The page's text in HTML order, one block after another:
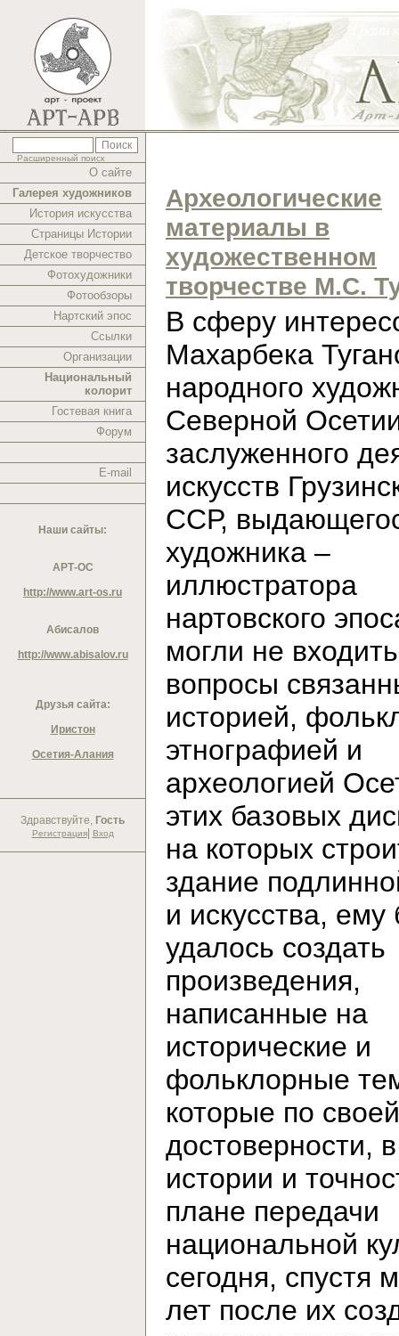
Расширенный поиск
О сайте
Галерея художников
История искусства
Страницы Истории
Детское творчество
Фотохудожники
Фотообзоры
Нартский эпос
Ссылки
Организации
Национальный
колорит
Гостевая книга
Форум
E-mail
Наши сайты:
АРТ-ОС
http://www.art-os.ru
Абисалов
http://www.abisalov.ru
Друзья сайта:
Иристон
Осетия-Алания
Здравствуйте, Гость
Регистрация| Вход
Археологические
материалы в
художественном
творчестве М.С.
В cферу
Махарбека
народного
Северной
заслуженного
искусств
ССР,
художника –
иллюстратора
нартовского
могли не входить
вопросы
историей,
этнографией и
археологией
этих базовых
на которых
здание
и искусства,
удалось создать
произведения,
написанные на
исторические и
фольклорные
которые по своей
достоверности,
истории и
плане передачи
национальной
сегодня, спустя
лет после их